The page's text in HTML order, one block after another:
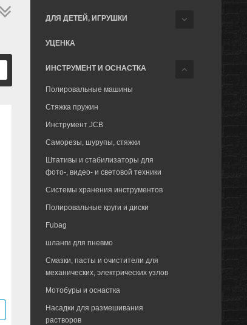
ДЛЯ ДЕТЕЙ, ИГРУШКИ
УЦЕНКА
ИНСТРУМЕНТ И ОСНАСТКА
Полировальные машины
Стяжка пружин
Инструмент JCB
Саморезы, шурупы, стяжки
Штативы и стабилизаторы для
фото-, видео- и световой техники
Системы хранения инструментов
Полировальные круги и диски
Fubag
шланги для пневмо
Смазки, пасты и очистители для
механических, электрических узлов
Мотобуры и оснастка
Насадки для размешивания
растворов